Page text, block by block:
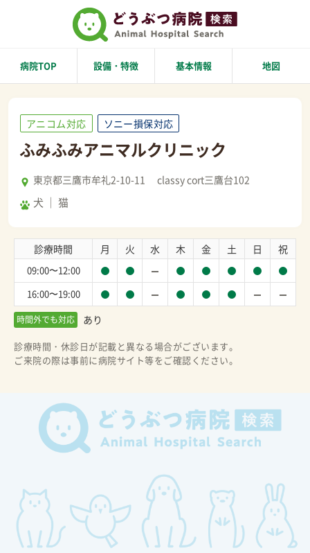
病院TOP 設備・特徴 基本情報 地図
アニコム対応 ソニー損保対応
ふみふみアニマルクリニック
東京都三鷹市牟礼2-10-11 classy cort三鷹台102
犬 猫
診療時間 月 火 水 木 金 土 日 祝
09:00〜12:00
16:00〜19:00
時間外でも対応 あり
診療時間・休診日が記載と異なる場合がございます。
ご来院の際は事前に病院サイト等をご確認ください。